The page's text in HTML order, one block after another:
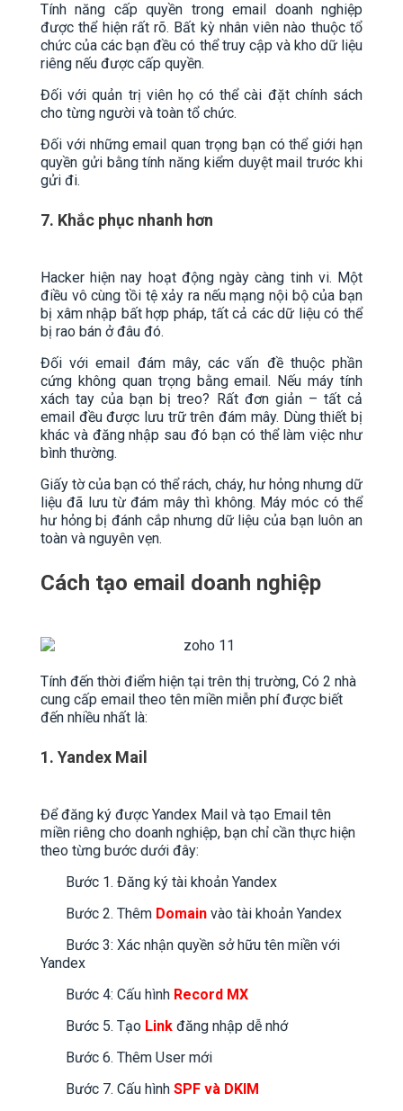
Tính năng cấp quyền trong email doanh nghiệp
được thể hiện rất rõ. Bất kỳ nhân viên nào thuộc tổ
chức của các bạn đều có thể truy cập và kho dữ liệu
riêng nếu được cấp quyền.
Đối với quản trị viên họ có thể cài đặt chính sách
cho từng người và toàn tổ chức.
Đối với những email quan trọng bạn có thể giới hạn
quyền gửi bằng tính năng kiểm duyệt mail trước khi
gửi đi.
7. Khắc phục nhanh hơn
Hacker hiện nay hoạt động ngày càng tinh vi. Một
điều vô cùng tồi tệ xảy ra nếu mạng nội bộ của bạn
bị xâm nhập bất hợp pháp, tất cả các dữ liệu có thể
bị rao bán ở đâu đó.
Đối với email đám mây, các vấn đề thuộc phần
cứng không quan trọng bằng email. Nếu máy tính
xách tay của bạn bị treo? Rất đơn giản – tất cả
email đều được lưu trữ trên đám mây. Dùng thiết bị
khác và đăng nhập sau đó bạn có thể làm việc như
bình thường.
Giấy tờ của bạn có thể rách, cháy, hư hỏng nhưng dữ
liệu đã lưu từ đám mây thì không. Máy móc có thể
hư hỏng bị đánh cắp nhưng dữ liệu của bạn luôn an
toàn và nguyên vẹn.
Cách tạo email doanh nghiệp
Tính đến thời điểm hiện tại trên thị trường, Có 2 nhà
cung cấp email theo tên miền miễn phí được biết
đến nhiều nhất là:
1. Yandex Mail
Để đăng ký được Yandex Mail và tạo Email tên
miền riêng cho doanh nghiệp, bạn chỉ cần thực hiện
theo từng bước dưới đây:
Bước 1. Đăng ký tài khoản Yandex
Bước 2. Thêm Domain vào tài khoản Yandex
Bước 3: Xác nhận quyền sở hữu tên miền với
Yandex
Bước 4: Cấu hình Record MX
Bước 5. Tạo Link đăng nhập dễ nhớ
Bước 6. Thêm User mới
Bước 7. Cấu hình SPF và DKIM